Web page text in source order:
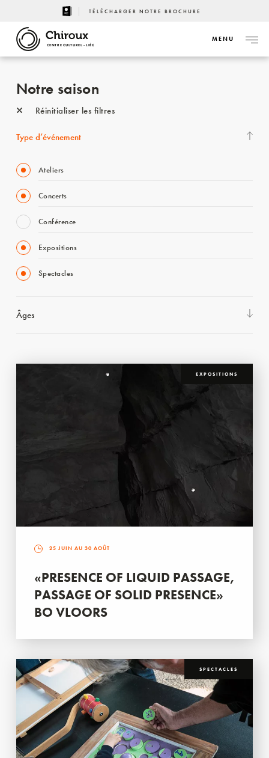
TÉLÉCHARGER NOTRE BROCHURE
CENTRE CULTUREL - LIÈGE
MENU
Notre saison
Réinitialiser les filtres
Type d’événement
Ateliers
Concerts
Conférence
Expositions
Spectacles
Âges
EXPOSITIONS
25 JUIN AU 30 AOÛT
«PRESENCE OF LIQUID PASSAGE,
PASSAGE OF SOLID PRESENCE»
BO VLOORS
SPECTACLES